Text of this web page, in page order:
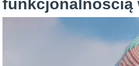
funkcjonalnością